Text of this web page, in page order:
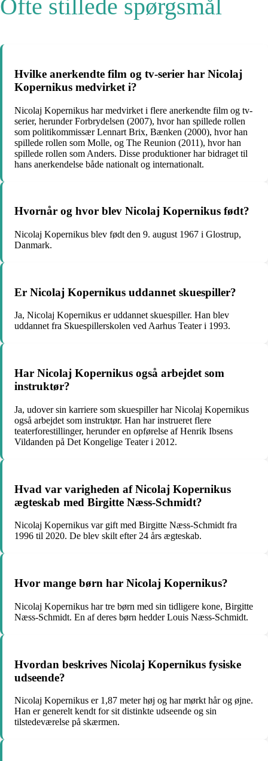
Ofte stillede spørgsmål
Hvilke anerkendte film og tv-serier har Nicolaj
Kopernikus medvirket i?
Nicolaj Kopernikus har medvirket i flere anerkendte film og tv-
serier, herunder Forbrydelsen (2007), hvor han spillede rollen
som politikommissær Lennart Brix, Bænken (2000), hvor han
spillede rollen som Molle, og The Reunion (2011), hvor han
spillede rollen som Anders. Disse produktioner har bidraget til
hans anerkendelse både nationalt og internationalt.
Hvornår og hvor blev Nicolaj Kopernikus født?
Nicolaj Kopernikus blev født den 9. august 1967 i Glostrup,
Danmark.
Er Nicolaj Kopernikus uddannet skuespiller?
Ja, Nicolaj Kopernikus er uddannet skuespiller. Han blev
uddannet fra Skuespillerskolen ved Aarhus Teater i 1993.
Har Nicolaj Kopernikus også arbejdet som
instruktør?
Ja, udover sin karriere som skuespiller har Nicolaj Kopernikus
også arbejdet som instruktør. Han har instrueret flere
teaterforestillinger, herunder en opførelse af Henrik Ibsens
Vildanden på Det Kongelige Teater i 2012.
Hvad var varigheden af Nicolaj Kopernikus
ægteskab med Birgitte Næss-Schmidt?
Nicolaj Kopernikus var gift med Birgitte Næss-Schmidt fra
1996 til 2020. De blev skilt efter 24 års ægteskab.
Hvor mange børn har Nicolaj Kopernikus?
Nicolaj Kopernikus har tre børn med sin tidligere kone, Birgitte
Næss-Schmidt. En af deres børn hedder Louis Næss-Schmidt.
Hvordan beskrives Nicolaj Kopernikus fysiske
udseende?
Nicolaj Kopernikus er 1,87 meter høj og har mørkt hår og øjne.
Han er generelt kendt for sit distinkte udseende og sin
tilstedeværelse på skærmen.